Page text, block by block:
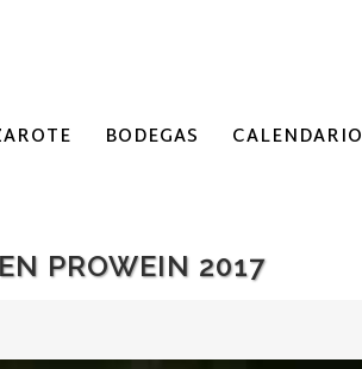
BODEGAS CALENDARIO
PROWEIN 2017